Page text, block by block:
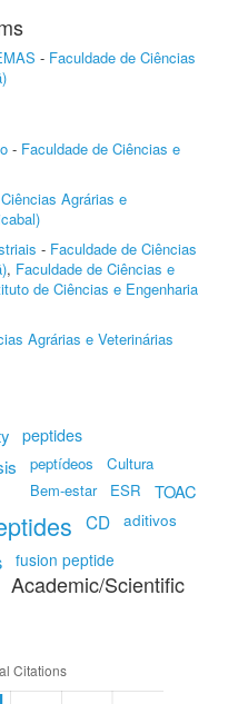
- Faculdade de Ciências
- Faculdade de Ciências e
Agrárias e
- Faculdade de Ciências
, Faculdade de Ciências e
de Ciências e Engenharia
Agrárias e Veterinárias
peptides
peptídeos
Cultura
Bem-estar
ESR TOAC
CD aditivos
fusion peptide
Academic/Scientific